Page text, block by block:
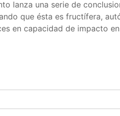
lanza una serie de
que ésta es fructífera,
en capacidad de impacto